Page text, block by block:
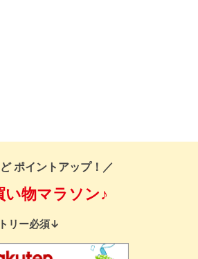
ポイントアップ！／
物マラソン♪
リー必須↓